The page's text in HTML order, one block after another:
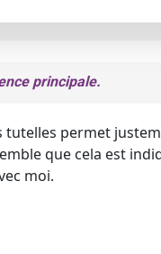
principale.
permet
que cela est
moi.